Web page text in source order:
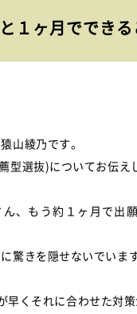
１ヶ月でできる
山綾乃です。
型選抜)についてお伝え
、もう約１ヶ月で出
驚きを隠せないでいます
早くそれに合わせた対